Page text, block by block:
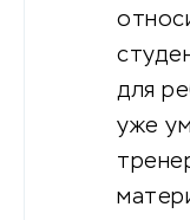
для
уже